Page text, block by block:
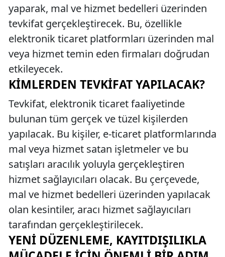
yaparak, mal ve hizmet bedelleri üzerinden
tevkifat gerçekleştirecek. Bu, özellikle
elektronik ticaret platformları üzerinden mal
veya hizmet temin eden firmaları doğrudan
etkileyecek.
KIMLERDEN TEVKIFAT YAPILACAK?
Tevkifat, elektronik ticaret faaliyetinde
bulunan tüm gerçek ve tüzel kişilerden
yapılacak. Bu kişiler, e-ticaret platformlarında
mal veya hizmet satan işletmeler ve bu
satışları aracılık yoluyla gerçekleştiren
hizmet sağlayıcıları olacak. Bu çerçevede,
mal ve hizmet bedelleri üzerinden yapılacak
olan kesintiler, aracı hizmet sağlayıcıları
tarafından gerçekleştirilecek.
YENI DÜZENLEME, KAYITDIŞILIKLA